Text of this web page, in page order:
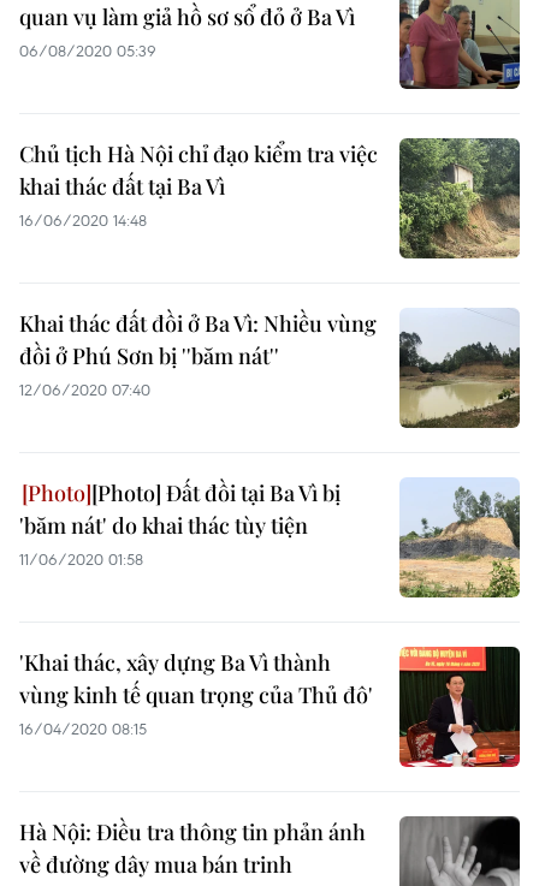
quan vụ làm giả hồ sơ sổ đỏ ở Ba Vì
06/08/2020 05:39
Chủ tịch Hà Nội chỉ đạo kiểm tra việc
khai thác đất tại Ba Vì
16/06/2020 14:48
Khai thác đất đồi ở Ba Vì: Nhiều vùng
đồi ở Phú Sơn bị ''băm nát''
12/06/2020 07:40
[Photo] Đất đồi tại Ba Vì bị
'băm nát' do khai thác tùy tiện
11/06/2020 01:58
'Khai thác, xây dựng Ba Vì thành
vùng kinh tế quan trọng của Thủ đô'
16/04/2020 08:15
Hà Nội: Điều tra thông tin phản ánh
về đường dây mua bán trinh